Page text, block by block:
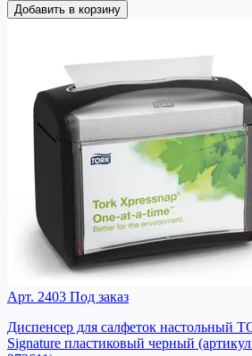
Добавить в корзину
Арт. 2403 Под заказ
Диспенсер для салфеток настольный
Signature пластиковый черный